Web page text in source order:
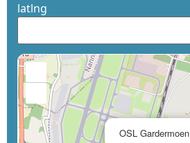
latlng
OSL Gardermoen